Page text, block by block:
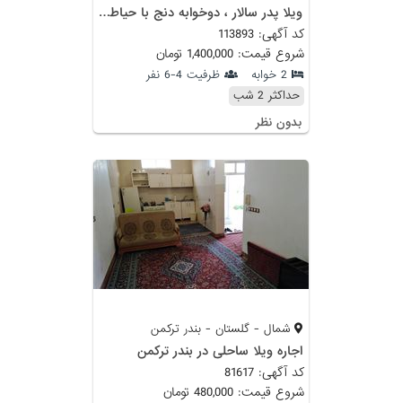
ویلا پدر سالار ، دوخوابه دنج با حیاطی زیبا
کد آگهی: 113893
شروع قیمت: 1,400,000 تومان
2 خوابه
ظرفیت 4-6 نفر
حداکثر 2 شب
بدون نظر
شمال - گلستان - بندر ترکمن
اجاره ویلا ساحلی در بندر ترکمن
کد آگهی: 81617
شروع قیمت: 480,000 تومان